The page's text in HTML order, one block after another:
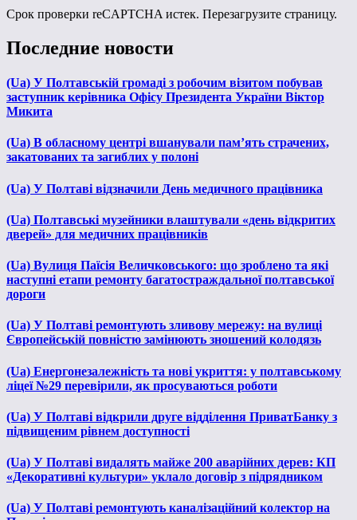
Срок проверки reCAPTCHA истек. Перезагрузите страницу.
Последние новости
(Ua) У Полтавській громаді з робочим візитом побував
заступник керівника Офісу Президента України Віктор
Микита
(Ua) В обласному центрі вшанували пам’ять страчених,
закатованих та загиблих у полоні
(Ua) У Полтаві відзначили День медичного працівника
(Ua) Полтавські музейники влаштували «день відкритих
дверей» для медичних працівників
(Ua) Вулиця Паїсія Величковського: що зроблено та які
наступні етапи ремонту багатостраждальної полтавської
дороги
(Ua) У Полтаві ремонтують зливову мережу: на вулиці
Європейській повністю замінюють зношений колодязь
(Ua) Енергонезалежність та нові укриття: у полтавському
ліцеї №29 перевірили, як просуваються роботи
(Ua) У Полтаві відкрили друге відділення ПриватБанку з
підвищеним рівнем доступності
(Ua) У Полтаві видалять майже 200 аварійних дерев: КП
«Декоративні культури» уклало договір з підрядником
(Ua) У Полтаві ремонтують каналізаційний колектор на